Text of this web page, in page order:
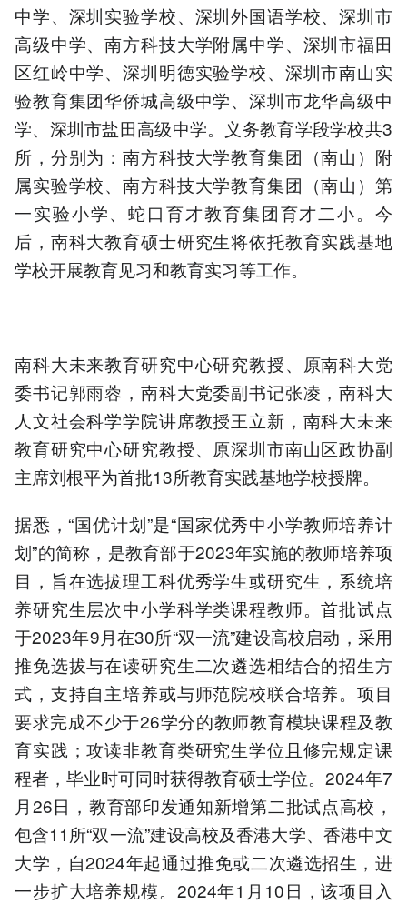
中学、深圳实验学校、深圳外国语学校、深圳市
高级中学、南方科技大学附属中学、深圳市福田
区红岭中学、深圳明德实验学校、深圳市南山实
验教育集团华侨城高级中学、深圳市龙华高级中
学、深圳市盐田高级中学。义务教育学段学校共3
所，分别为：南方科技大学教育集团（南山）附
属实验学校、南方科技大学教育集团（南山）第
一实验小学、蛇口育才教育集团育才二小。今
后，南科大教育硕士研究生将依托教育实践基地
学校开展教育见习和教育实习等工作。
南科大未来教育研究中心研究教授、原南科大党
委书记郭雨蓉，南科大党委副书记张凌，南科大
人文社会科学学院讲席教授王立新，南科大未来
教育研究中心研究教授、原深圳市南山区政协副
主席刘根平为首批13所教育实践基地学校授牌。
据悉，“国优计划”是“国家优秀中小学教师培养计
划”的简称，是教育部于2023年实施的教师培养项
目，旨在选拔理工科优秀学生或研究生，系统培
养研究生层次中小学科学类课程教师。首批试点
于2023年9月在30所“双一流”建设高校启动，采用
推免选拔与在读研究生二次遴选相结合的招生方
式，支持自主培养或与师范院校联合培养。项目
要求完成不少于26学分的教师教育模块课程及教
育实践；攻读非教育类研究生学位且修完规定课
程者，毕业时可同时获得教育硕士学位。2024年7
月26日，教育部印发通知新增第二批试点高校，
包含11所“双一流”建设高校及香港大学、香港中文
大学，自2024年起通过推免或二次遴选招生，进
一步扩大培养规模。2024年1月10日，该项目入